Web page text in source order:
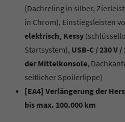
(Dachreling in silber,
in Chrom), Einstiegsleisten
elektrisch, Kessy
Startsystem), USB-C / 230 V
der Mittelkonsole,
seitlicher Spoilerlippe)
[EA4] Verlängerung der
bis max. 100.000 km